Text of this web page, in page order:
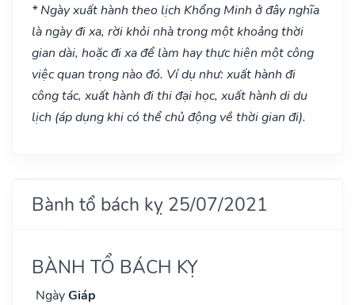
* Ngày xuất hành theo lịch Khổng Minh ở đây nghĩa
là ngày đi xa, rời khỏi nhà trong một khoảng thời
gian dài, hoặc đi xa để làm hay thực hiện một công
việc quan trọng nào đó. Ví dụ như: xuất hành đi
công tác, xuất hành đi thi đại học, xuất hành di du
lịch (áp dụng khi có thể chủ động về thời gian đi).
Bành tổ bách kỵ 25/07/2021
BÀNH TỔ BÁCH KỴ
NgàyGiáp